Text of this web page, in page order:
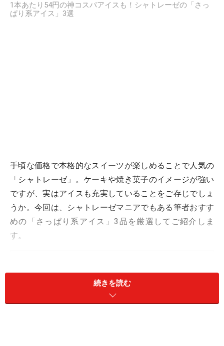
1本あたり54円の神コスパアイスも！シャトレーゼの「さっ
ぱり系アイス」3選
手頃な価格で本格的なスイーツが楽しめることで人気の
「シャトレーゼ」。ケーキや焼き菓子のイメージが強い
ですが、実はアイスも充実していることをご存じでしょ
うか。今回は、シャトレーゼマニアでもある筆者おすす
めの「さっぱり系アイス」3品を厳選してご紹介しま
す。
続きを読む